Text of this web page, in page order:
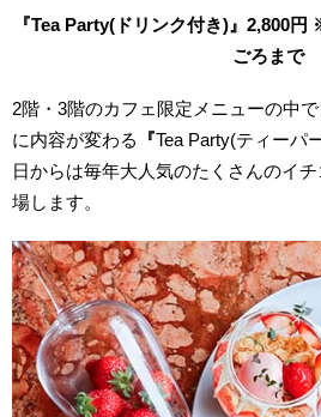
『Tea Party(ドリンク付き)』2,800
ごろまで
2階・3階のカフェ限定メニューの中
に内容が変わる
『Tea Party(ティーパ
日からは毎年大人気のたくさんのイ
場します。